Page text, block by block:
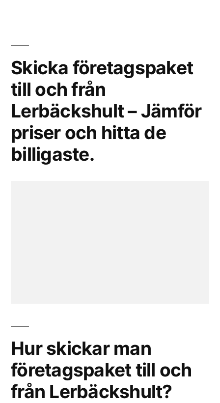
Skicka företagspaket
till och från
Lerbäckshult – Jämför
priser och hitta de
billigaste.
Hur skickar man
företagspaket till och
från Lerbäckshult?